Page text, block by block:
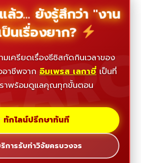
ว... ยังรู้สึกว่า "งาน
นเรื่องยาก?
เครียดเรื่องธีซิสกัดกินเวลาของ
าชีพจาก อิมเพรส เลกาซี่ เป็นที่
าพร้อมดูแลคุณทุกขั้นตอน
ทักไลน์ปรึกษาทันที
การรับทำวิจัยครบวงจร